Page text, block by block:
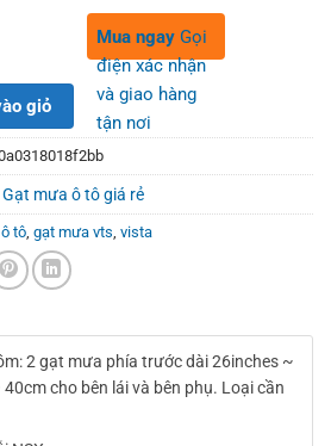
150,000₫.
giỏ
Mua ngay Gọi
điện xác nhận
và giao hàng
tận nơi
Gạt mưa ô tô giá rẻ
tô gạt mưa vts vista
2 gạt mưa phía trước dài 26inches ~
cho bên lái và bên phụ. Loại cần